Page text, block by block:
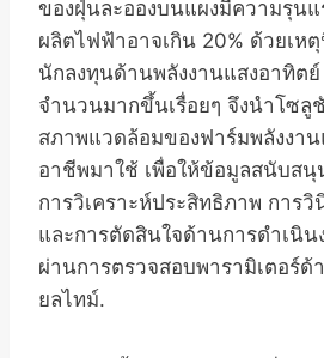
ของฝุ่นละอองบนแผงมีความรุนแ
ผลิตไฟฟ้าอาจเกิน 20% ด้วยเห
นักลงทุนด้านพลังงานแสงอาทิต
จำนวนมากขึ้นเรื่อยๆ จึงนำโซลู
สภาพแวดล้อมของฟาร์มพลังงา
อาชีพมาใช้ เพื่อให้ข้อมูลสนับสนุ
การวิเคราะห์ประสิทธิภาพ การ
และการตัดสินใจด้านการดำเนิน
ผ่านการตรวจสอบพารามิเตอร์ด้
ยลไทม์.